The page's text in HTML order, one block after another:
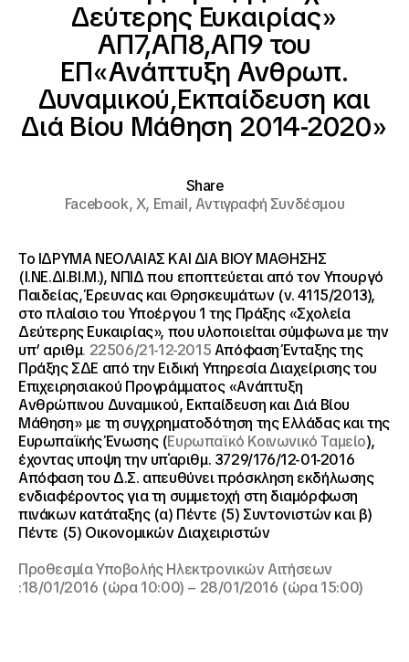
Δεύτερης Ευκαιρίας»
ΑΠ7,ΑΠ8,ΑΠ9 του
ΕΠ«Ανάπτυξη Ανθρωπ.
Δυναμικού,Εκπαίδευση και
Διά Βίου Μάθηση 2014-2020»
Share
Facebook,X, Email,Αντιγραφή Συνδέσμου
Το IΔΡΥΜΑ ΝΕΟΛΑΙΑΣ ΚΑΙ ΔΙΑ ΒΙΟΥ ΜΑΘΗΣΗΣ
(Ι.ΝΕ.ΔΙ.ΒΙ.Μ.), ΝΠΙΔ που εποπτεύεται από τον Υπουργό
Παιδείας, Έρευνας και Θρησκευμάτων (ν. 4115/2013),
στο πλαίσιο του Υποέργου 1 της Πράξης «Σχολεία
Δεύτερης Ευκαιρίας», που υλοποιείται σύμφωνα με την
υπ’ αριθμ. 22506/21-12-2015Απόφαση Ένταξης της
Πράξης ΣΔΕ από την Ειδική Υπηρεσία Διαχείρισης του
Επιχειρησιακού Προγράμματος «Ανάπτυξη
Ανθρώπινου Δυναμικού, Εκπαίδευση και Διά Βίου
Μάθηση» με τη συγχρηματοδότηση της Ελλάδας και της
Ευρωπαϊκής Ένωσης (Ευρωπαϊκό Κοινωνικό Ταμείο),
έχοντας υποψη την υπ΄αριθμ. 3729/176/12-01-2016
Aπόφαση του Δ.Σ. απευθύνει πρόσκληση εκδήλωσης
ενδιαφέροντος για τη συμμετοχή στη διαμόρφωση
πινάκων κατάταξης (α) Πέντε (5) Συντονιστών και β)
Πέντε (5) Οικονομικών Διαχειριστών
Προθεσμία Υποβολής Ηλεκτρονικών Αιτήσεων
:18/01/2016 (ώρα 10:00) – 28/01/2016 (ώρα 15:00)